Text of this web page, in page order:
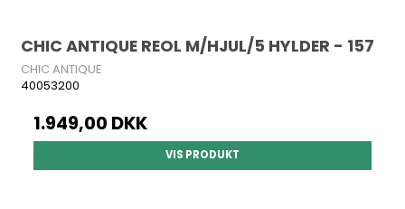
CHIC ANTIQUE REOL M/HJUL/5 HYLDER - 157
CHIC ANTIQUE
40053200
1.949,00 DKK
VIS PRODUKT